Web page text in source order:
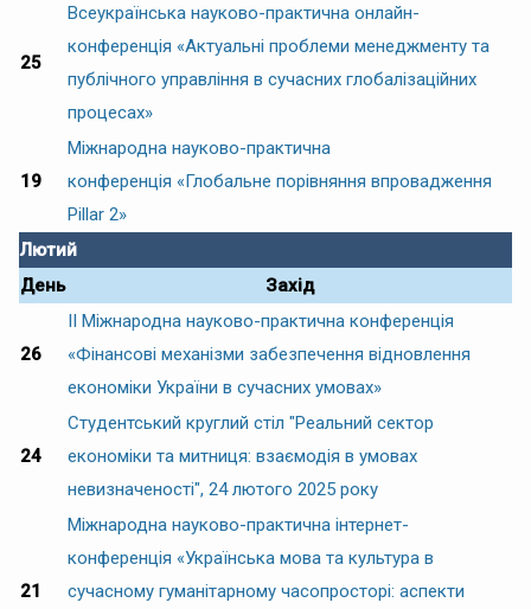
25
Всеукраїнська науково-практична онлайн-
конференція «Актуальні проблеми менеджменту та
публічного управління в сучасних глобалізаційних
процесах»
19
Міжнародна науково-практична
конференція «Глобальне порівняння впровадження
Pillar 2»
Лютий
День
Захід
26
ІІ Міжнародна науково-практична конференція
«Фінансові механізми забезпечення відновлення
економіки України в сучасних умовах»
24
Студентський круглий стіл "Реальний сектор
економіки та митниця: взаємодія в умовах
невизначеності", 24 лютого 2025 року
21
Міжнародна науково-практична інтернет-
конференція «Українська мова та культура в
сучасному гуманітарному часопросторі: аспекти